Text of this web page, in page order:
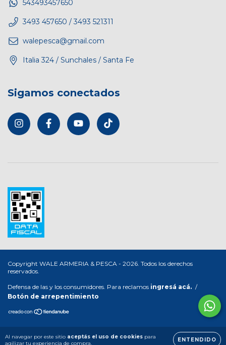
Al navegar por este sitio aceptás el uso de cookies para
agilizar tu experiencia de compra.
ENTENDIDO
543493457650
3493 457650 / 3493 521311
walepesca@gmail.com
Italia 324 / Sunchales / Santa Fe
Sigamos conectados
Copyright WALE ARMERIA & PESCA - 2026. Todos los derechos
reservados.
Defensa de las y los consumidores. Para reclamos ingresá acá. /
Botón de arrepentimiento